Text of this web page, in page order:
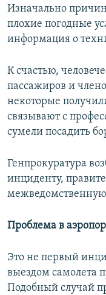
Изначально
плохие погодные
информация о
К счастью,
пассажиров и
некоторые
связывают с
сумели посадить
Генпрокуратура
инциденту,
Проблема в
Это не первый
выездом самолета
Подобный случай